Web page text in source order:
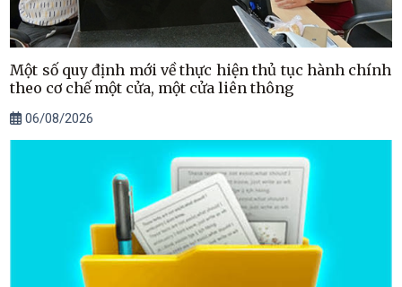
Một số quy định mới về thực hiện thủ tục hành chính
theo cơ chế một cửa, một cửa liên thông
06/08/2026